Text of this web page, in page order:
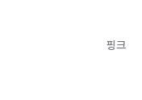
핑크